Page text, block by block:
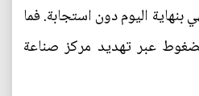
اليوم دون استجابة. فما
عبر تهديد مركز صناعة